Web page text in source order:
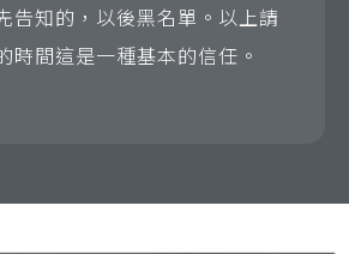
告知的，以後黑名單。以上請
時間這是一種基本的信任。